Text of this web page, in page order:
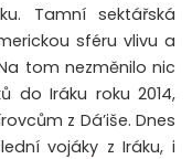
Tamní sektářská
sféru vlivu a
tom nezměnilo nic
do Iráku roku 2014,
z Dá’iše. Dnes
vojáky z Iráku, i